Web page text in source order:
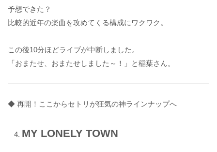
予想できた？
比較的近年の楽曲を攻めてくる構成にワクワク。
この後10分ほどライブが中断しました。
「おまたせ、おまたせしました～！」と稲葉さん。
◆ 再開！ここからセトリが狂気の神ラインナップへ
MY LONELY TOWN